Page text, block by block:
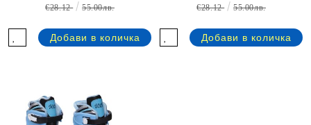
€28.12 55.00лв. €28.12 55.00лв.